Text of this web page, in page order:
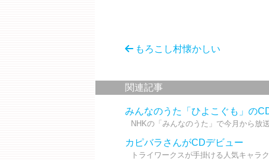
もろこし村懐かしい
関連記事
みんなのうた「ひよこぐも」の
NHKの「みんなのうた」で今月から放
カピバラさんがCDデビュー
トライワークスが手掛ける人気キャラ